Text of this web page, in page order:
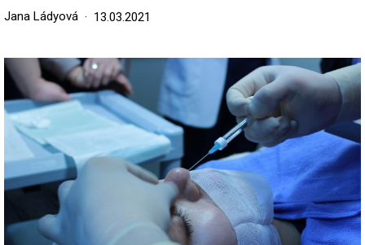
Jana Ládyová 13.03.2021
Image